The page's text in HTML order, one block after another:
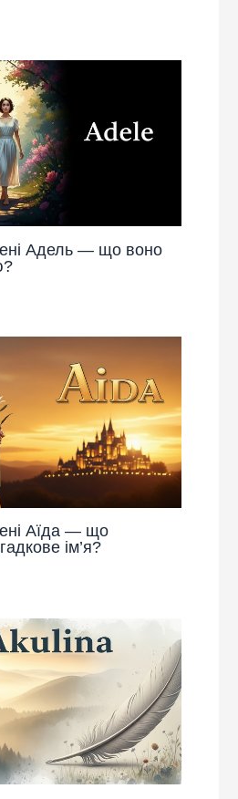
Адель — що воно
Аїда — що
ім’я?